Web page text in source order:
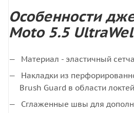
Особенности
Moto 5.5
Материал - эластичный
Накладки из
Brush Guard в области локтей
Сглаженные швы для